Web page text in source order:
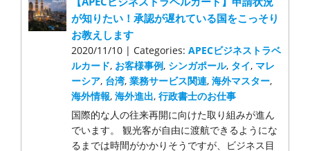
が知りたい！承認が遅れている国をこっそり
お教えします
2020/11/10 | Categories:APECビジネストラベ
ルカード, お客様事例, シンガポール, タイ, マレ
ーシア, 台湾,業務サービス関連,海外マスター,
海外情報,海外進出,行政書士のお仕事
国際的な人の往来再開に向けた取り組みが進ん
でいます。 観光客が自由に渡航できるようにな
るまでは時間がかかりそうですが、ビジネス目